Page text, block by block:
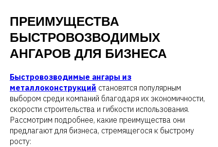
ПРЕИМУЩЕСТВА
БЫСТРОВОЗВОДИМЫХ
АНГАРОВ ДЛЯ БИЗНЕСА
Быстровозводимые ангары из
металлоконструкций становятся популярным
выбором среди компаний благодаря их экономичности,
скорости строительства и гибкости использования.
Рассмотрим подробнее, какие преимущества они
предлагают для бизнеса, стремящегося к быстрому
росту: